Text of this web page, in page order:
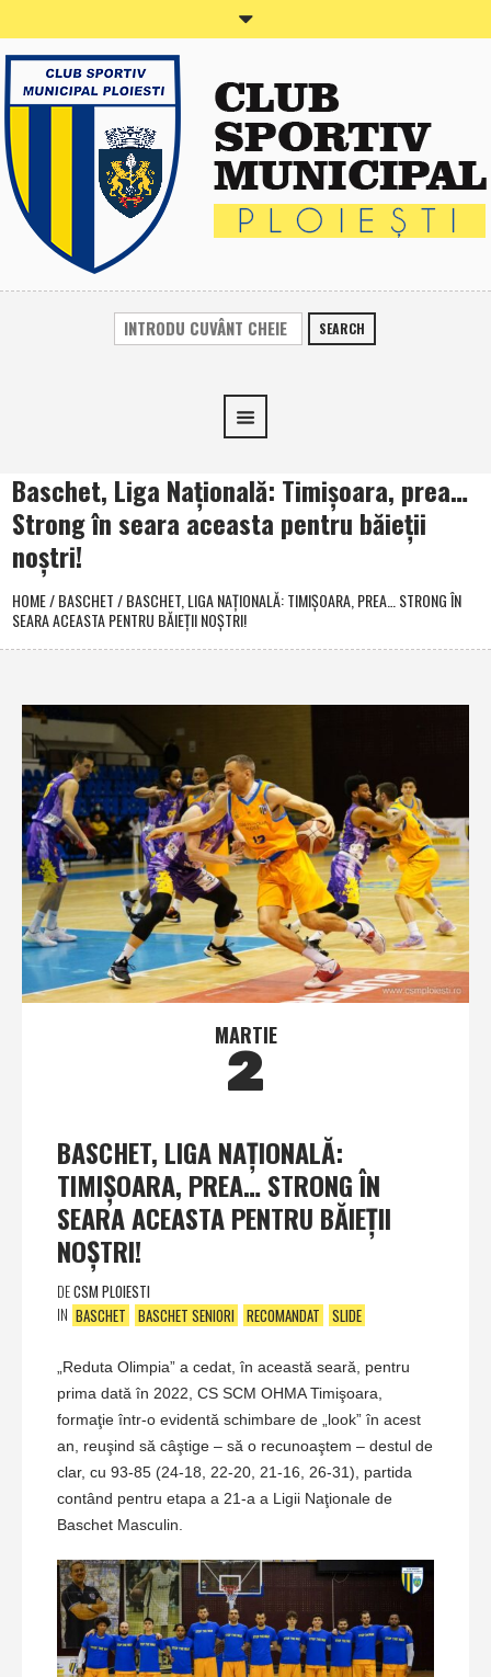
SEARCH
Baschet, Liga Naţională: Timişoara, prea…
Strong în seara aceasta pentru băieţii
noştri!
HOME/BASCHET/BASCHET, LIGA NAŢIONALĂ: TIMIŞOARA, PREA… STRONG ÎN
SEARA ACEASTA PENTRU BĂIEŢII NOŞTRI!
MARTIE
2
BASCHET, LIGA NAŢIONALĂ:
TIMIŞOARA, PREA… STRONG ÎN
SEARA ACEASTA PENTRU BĂIEŢII
NOŞTRI!
DECSM PLOIESTI
IN BASCHET BASCHET SENIORI RECOMANDAT SLIDE
„Reduta Olimpia” a cedat, în această seară, pentru
prima dată în 2022, CS SCM OHMA Timişoara,
formaţie într-o evidentă schimbare de „look” în acest
an, reuşind să câştige – să o recunoaştem – destul de
clar, cu 93-85 (24-18, 22-20, 21-16, 26-31), partida
contând pentru etapa a 21-a a Ligii Naţionale de
Baschet Masculin.